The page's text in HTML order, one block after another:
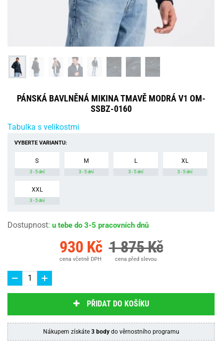
PÁNSKÁ BAVLNĚNÁ MIKINA TMAVĚ MODRÁ V1 OM-
SSBZ-0160
Tabulka s velikostmi
VYBERTE VARIANTU:
S
3 - 5 dní
M
3 - 5 dní
L
3 - 5 dní
XL
3 - 5 dní
XXL
3 - 5 dní
Dostupnost: u tebe do 3-5 pracovních dnů
930 Kč
cena včetně DPH
1 875 Kč
cena před slevou
PŘIDAT DO KOŠÍKU
Nákupem získáte 3 bodydo věrnostního programu